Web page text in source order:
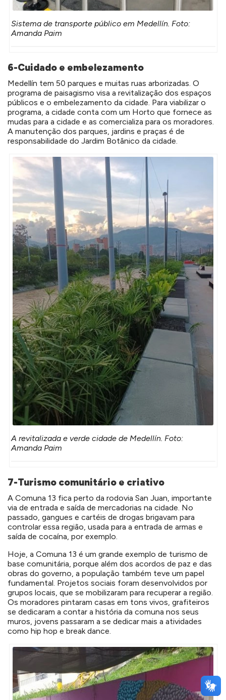
Sistema de transporte público em Medellín. Foto:
Amanda Paim
6-Cuidado e embelezamento
Medellín tem 50 parques e muitas ruas arborizadas. O
programa de paisagismo visa a revitalização dos espaços
públicos e o embelezamento da cidade. Para viabilizar o
programa, a cidade conta com um Horto que fornece as
mudas para a cidade e as comercializa para os moradores.
A manutenção dos parques, jardins e praças é de
responsabilidade do Jardim Botânico da cidade.
A revitalizada e verde cidade de Medellín. Foto:
Amanda Paim
7-Turismo comunitário e criativo
A Comuna 13 fica perto da rodovia San Juan, importante
via de entrada e saída de mercadorias na cidade. No
passado, gangues e cartéis de drogas brigavam para
controlar essa região, usada para a entrada de armas e
saída de cocaína, por exemplo.
Hoje, a Comuna 13 é um grande exemplo de turismo de
base comunitária, porque além dos acordos de paz e das
obras do governo, a população também teve um papel
fundamental. Projetos sociais foram desenvolvidos por
grupos locais, que se mobilizaram para recuperar a região.
Os moradores pintaram casas em tons vivos, grafiteiros
se dedicaram a contar a história da comuna nos seus
muros, jovens passaram a se dedicar mais a atividades
como hip hop e break dance.